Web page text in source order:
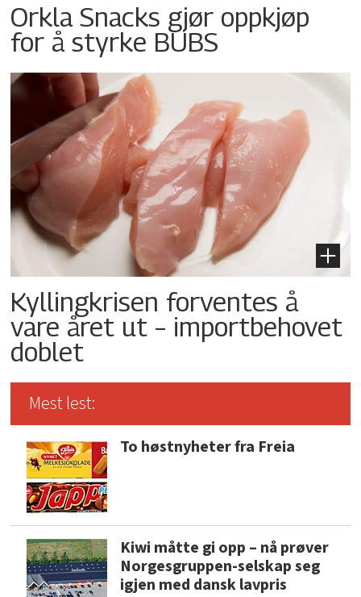
Orkla Snacks gjør oppkjøp
for å styrke BUBS
Kyllingkrisen forventes å
vare året ut – importbehovet
doblet
Mest lest:
To høstnyheter fra Freia
Kiwi måtte gi opp – nå prøver
Norgesgruppen-selskap seg
igjen med dansk lavpris